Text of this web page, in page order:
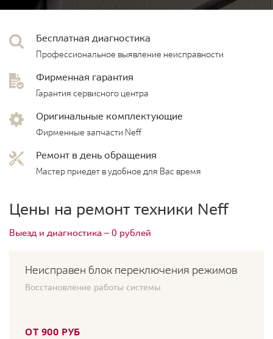
Бесплатная диагностика
Профессиональное выявление неисправности
Фирменная гарантия
Гарантия сервисного центра
Оригинальные комплектующие
Фирменные запчасти Neff
Ремонт в день обращения
Мастер приедет в удобное для Вас время
Цены на ремонт техники Neff
Выезд и диагностика — 0 рублей
Неисправен блок переключения режимов
Восстановление работы системы
ОТ 900 РУБ